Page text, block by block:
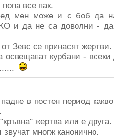
все пак.
мен може и с боб да
и да не са доволни - да
Зевс се принасят жертви.
освещават курбани -
в постен период
жертва или е друга.
многж канонично.